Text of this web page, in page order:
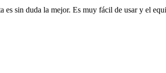
es sin duda la mejor. Es muy fácil de usar y el